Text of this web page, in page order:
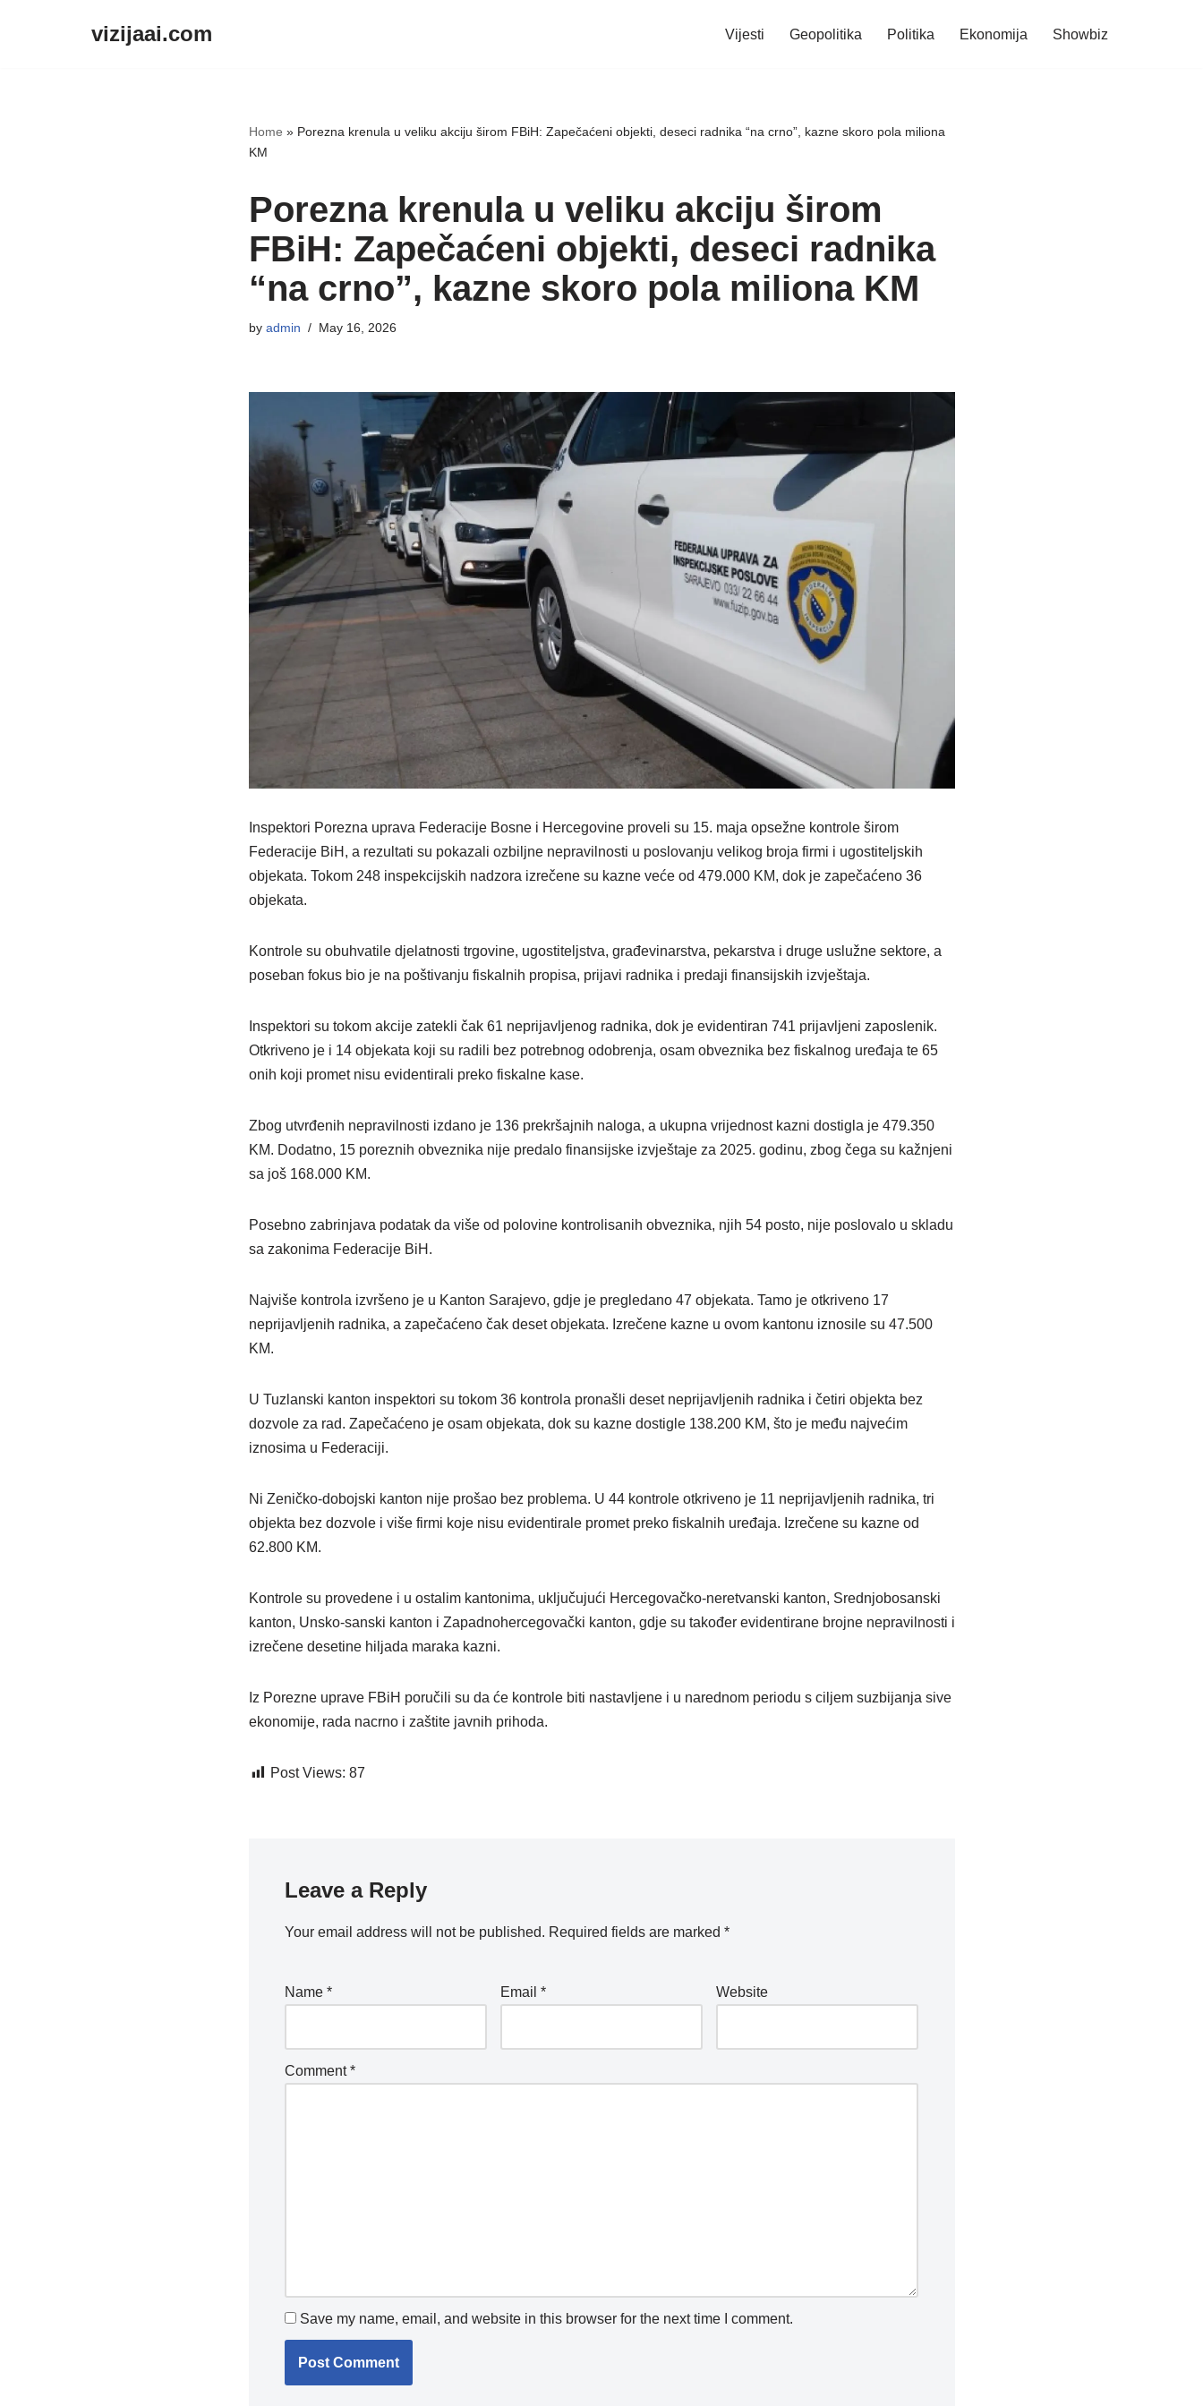
vizijaai.com Vijesti Geopolitika Politika Ekonomija Showbiz
Home » Porezna krenula u veliku akciju širom FBiH: Zapečaćeni objekti, deseci radnika “na crno”, kazne skoro pola miliona
KM
Porezna krenula u veliku akciju širom
FBiH: Zapečaćeni objekti, deseci radnika
“na crno”, kazne skoro pola miliona KM
by admin May 16, 2026
Inspektori Porezna uprava Federacije Bosne i Hercegovine proveli su 15. maja opsežne kontrole širom
Federacije BiH, a rezultati su pokazali ozbiljne nepravilnosti u poslovanju velikog broja firmi i ugostiteljskih
objekata. Tokom 248 inspekcijskih nadzora izrečene su kazne veće od 479.000 KM, dok je zapečaćeno 36
objekata.
Kontrole su obuhvatile djelatnosti trgovine, ugostiteljstva, građevinarstva, pekarstva i druge uslužne sektore, a
poseban fokus bio je na poštivanju fiskalnih propisa, prijavi radnika i predaji finansijskih izvještaja.
Inspektori su tokom akcije zatekli čak 61 neprijavljenog radnika, dok je evidentiran 741 prijavljeni zaposlenik.
Otkriveno je i 14 objekata koji su radili bez potrebnog odobrenja, osam obveznika bez fiskalnog uređaja te 65
onih koji promet nisu evidentirali preko fiskalne kase.
Zbog utvrđenih nepravilnosti izdano je 136 prekršajnih naloga, a ukupna vrijednost kazni dostigla je 479.350
KM. Dodatno, 15 poreznih obveznika nije predalo finansijske izvještaje za 2025. godinu, zbog čega su kažnjeni
sa još 168.000 KM.
Posebno zabrinjava podatak da više od polovine kontrolisanih obveznika, njih 54 posto, nije poslovalo u skladu
sa zakonima Federacije BiH.
Najviše kontrola izvršeno je u Kanton Sarajevo, gdje je pregledano 47 objekata. Tamo je otkriveno 17
neprijavljenih radnika, a zapečaćeno čak deset objekata. Izrečene kazne u ovom kantonu iznosile su 47.500
KM.
U Tuzlanski kanton inspektori su tokom 36 kontrola pronašli deset neprijavljenih radnika i četiri objekta bez
dozvole za rad. Zapečaćeno je osam objekata, dok su kazne dostigle 138.200 KM, što je među najvećim
iznosima u Federaciji.
Ni Zeničko-dobojski kanton nije prošao bez problema. U 44 kontrole otkriveno je 11 neprijavljenih radnika, tri
objekta bez dozvole i više firmi koje nisu evidentirale promet preko fiskalnih uređaja. Izrečene su kazne od
62.800 KM.
Kontrole su provedene i u ostalim kantonima, uključujući Hercegovačko-neretvanski kanton, Srednjobosanski
kanton, Unsko-sanski kanton i Zapadnohercegovački kanton, gdje su također evidentirane brojne nepravilnosti i
izrečene desetine hiljada maraka kazni.
Iz Porezne uprave FBiH poručili su da će kontrole biti nastavljene i u narednom periodu s ciljem suzbijanja sive
ekonomije, rada nacrno i zaštite javnih prihoda.
Post Views: 87
Leave a Reply
Your email address will not be published. Required fields are marked *
Name * Email * Website
Comment*
Save my name, email, and website in this browser for the next time I comment.